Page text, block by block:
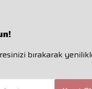
bırakarak